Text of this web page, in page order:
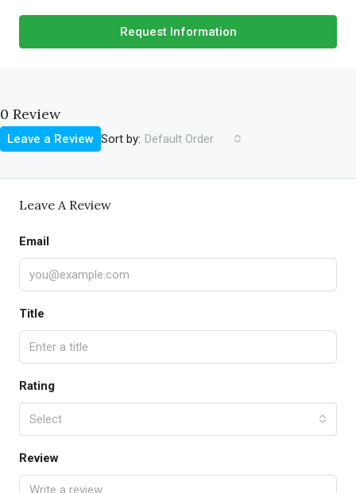
Request Information
0 Review
Sort by: Default Order
Leave a Review
Leave A Review
Email
Title
Rating
Select
Review